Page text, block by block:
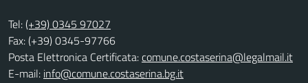
Tel:(+39) 0345 97027
Fax: (+39) 0345-97766
Posta Elettronica Certificata:comune.costaserina@legalmail.it
E-mail: info@comune.costaserina.bg.it